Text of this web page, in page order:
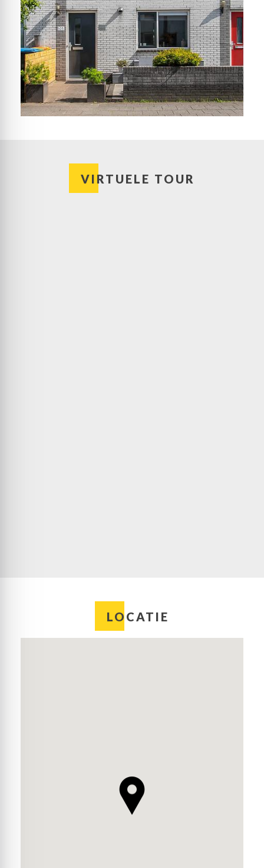
VIRTUELE TOUR
LOCATIE